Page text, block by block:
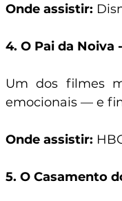
Onde assistir:
4. O Pai da Noiva -
Um dos filmes
emocionais — e
Onde assistir:
5. O Casamento